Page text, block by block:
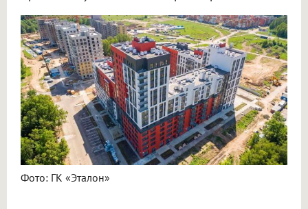
Фото: ГК «Эталон»